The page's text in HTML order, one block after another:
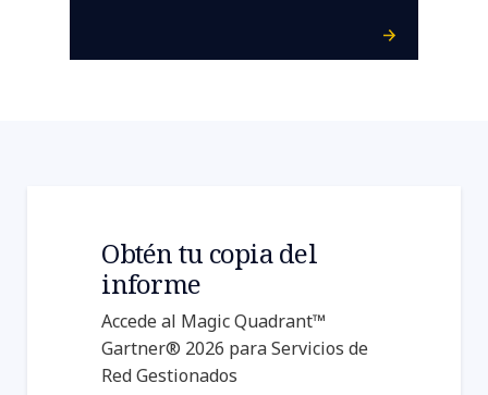
Obtén tu copia del
informe
Accede al Magic Quadrant™
Gartner® 2026 para Servicios de
Red Gestionados